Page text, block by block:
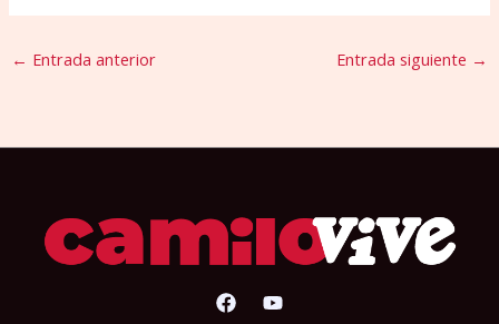
← Entrada anterior Entrada siguiente →